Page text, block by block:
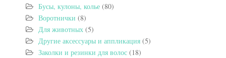
Бусы, кулоны, колье (80)
Воротнички (8)
Для животных (5)
Другие аксессуары и аппликация (5)
Заколки и резинки для волос (18)